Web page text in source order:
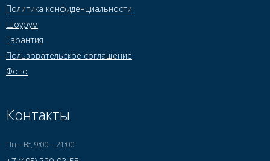
Политика конфиденциальности
Шоурум
Гарантия
Пользовательское соглашение
Фото
Контакты
Пн—Вс, 9:00—21:00